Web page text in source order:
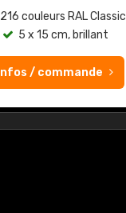
216 couleurs RAL Classic
5 x 15 cm, brillant
Infos / commande